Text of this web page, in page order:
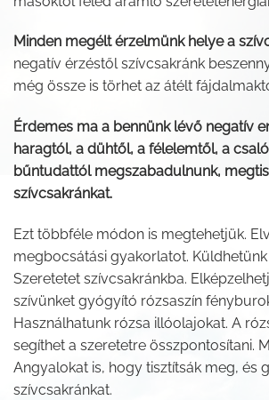
Minden megélt érzelmünk helye a
negatív érzéstől szívcsakránk
még össze is törhet az átélt
Érdemes ma a bennünk lévő negatív
haragtól, a dühtől, a félelemtől, a
bűntudattól megszabadulnunk,
szívcsakránkat.
Ezt többféle módon is megtehetjük.
megbocsátási gyakorlatot. Küldhetünk
Szeretetet szívcsakránkba.
szívünket gyógyító rózsaszín
Használhatunk rózsa illóolajokat. A
segíthet a szeretetre összpontosítani.
Angyalokat is, hogy tisztítsák meg, és
szívcsakránkat.